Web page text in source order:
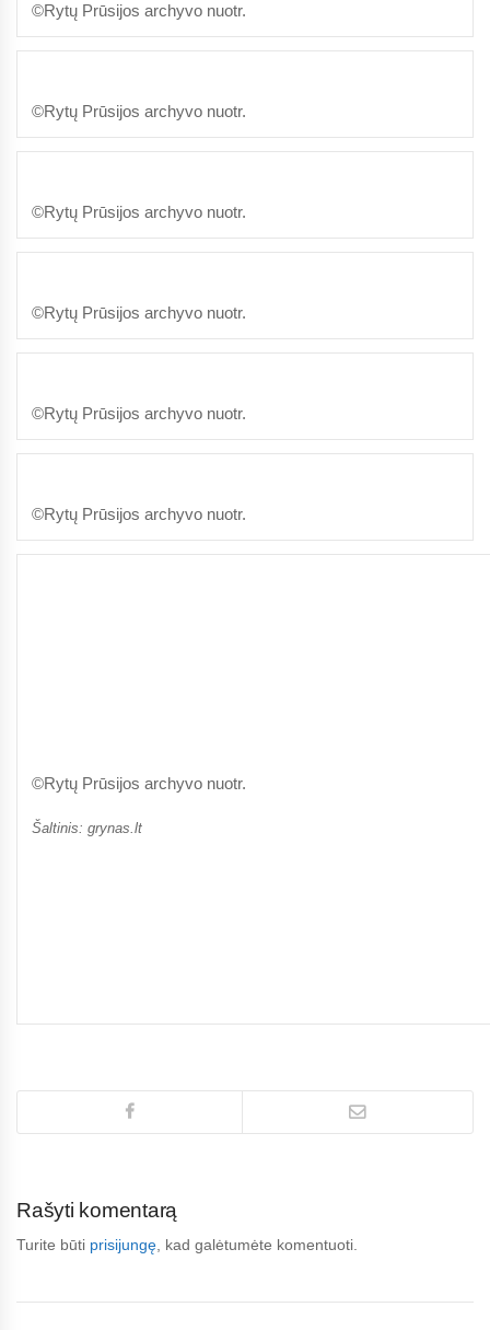
©Rytų Prūsijos archyvo nuotr.
©Rytų Prūsijos archyvo nuotr.
©Rytų Prūsijos archyvo nuotr.
©Rytų Prūsijos archyvo nuotr.
©Rytų Prūsijos archyvo nuotr.
©Rytų Prūsijos archyvo nuotr.
©Rytų Prūsijos archyvo nuotr.
Šaltinis: grynas.lt
Rašyti komentarą
Turite būti prisijungę , kad galėtumėte komentuoti.